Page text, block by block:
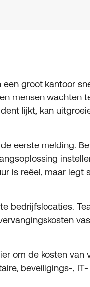
een groot kantoor
mensen wachten
lijkt, kan
eerste melding.
is reëel, maar legt
bedrijfslocaties.
om de kosten van
beveiligings-,